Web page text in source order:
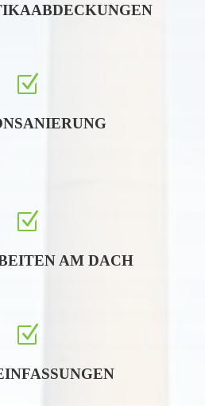
Z
Z
AM DACH
Z